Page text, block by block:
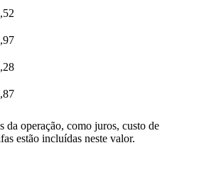
da operação, como juros, custo de
estão incluídas neste valor.